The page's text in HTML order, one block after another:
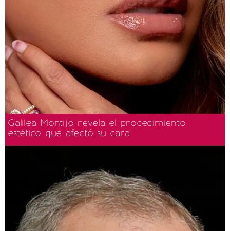
Galilea Montijo revela el procedimiento
estético que afectó su cara